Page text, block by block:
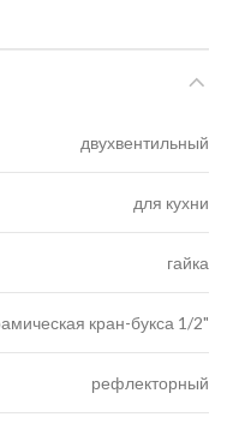
двухвентильный
для кухни
гайка
кран-букса 1/2"
рефлекторный